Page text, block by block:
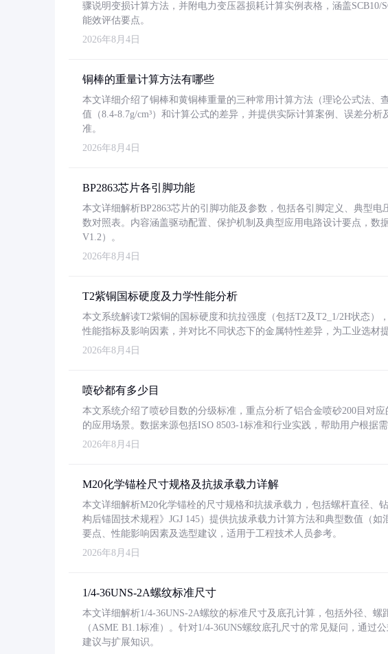
骤说明变损计算方法，并附电力变压器损耗计算实例表格，涵盖SCB10/
能效评估要点。
2026年8月4日
铜棒的重量计算方法有哪些
本文详细介绍了铜棒和黄铜棒重量的三种常用计算方法（理论公式法、
值（8.4-8.7g/cm³）和计算公式的差异，并提供实际计算案例、误差分
准。
2026年8月4日
BP2863芯片各引脚功能
本文详细解析BP2863芯片的引脚功能及参数，包括各引脚定义、典型
数对照表。内容涵盖驱动配置、保护机制及典型应用电路设计要点，数
V1.2）。
2026年8月4日
T2紫铜国标硬度及力学性能分析
本文系统解读T2紫铜的国标硬度和抗拉强度（包括T2及T2_1/2H状态）
性能指标及影响因素，并对比不同状态下的金属特性差异，为工业选材提
2026年8月4日
喷砂都有多少目
本文系统介绍了喷砂目数的分级标准，重点分析了铝合金喷砂200目对
的应用场景。数据来源包括ISO 8503-1标准和行业实践，帮助用户根据
2026年8月4日
M20化学锚栓尺寸规格及抗拔承载力详解
本文详细解析M20化学锚栓的尺寸规格和抗拔承载力，包括螺杆直径、
构后锚固技术规程》JGJ 145）提供抗拔承载力计算方法和典型数值（
要点、性能影响因素及选型建议，适用于工程技术人员参考。
2026年8月4日
1/4-36UNS-2A螺纹标准尺寸
本文详细解析1/4-36UNS-2A螺纹的标准尺寸及底孔计算，包括外径、
（ASME B1.1标准）。针对1/4-36UNS螺纹底孔尺寸的常见疑问，通过
建议与扩展知识。